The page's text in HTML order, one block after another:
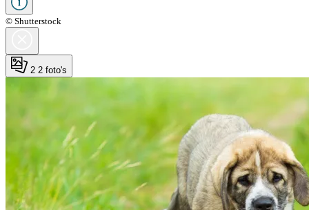
© Shutterstock
2 2 foto's